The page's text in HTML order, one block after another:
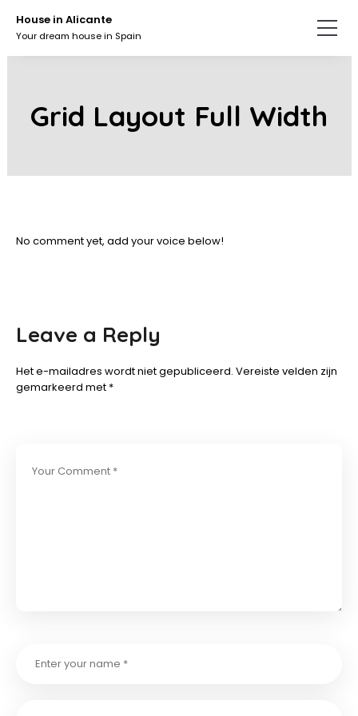
content.
House in Alicante
Your dream house in Spain
Grid Layout Full Width
No comment yet, add your voice below!
Leave a Reply
Het e-mailadres wordt niet gepubliceerd. Vereiste velden zijn
gemarkeerd met *